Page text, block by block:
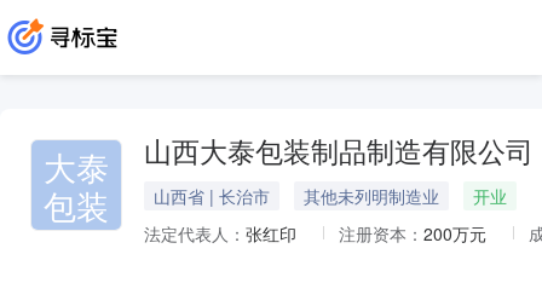
大泰
包装
山西大泰包装制品制造有限公司
山西省 | 长治市 其他未列明制造业
开业
法定代表人： 张红印 注册资本： 200万元